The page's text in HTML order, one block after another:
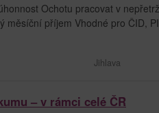
Ochotu pracovat v
příjem Vhodné pro ČID,
Jihlava
– v rámci celé ČR